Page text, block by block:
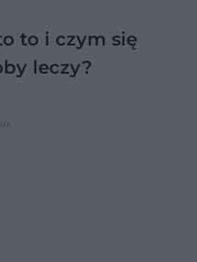
to i czym się
leczy?